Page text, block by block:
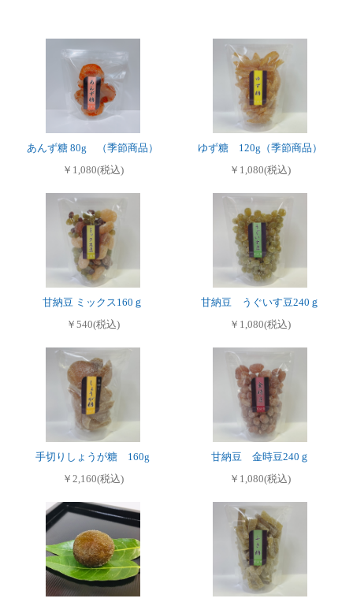
あんず糖 80g （季節商品）
￥1,080(税込)
ゆず糖 120g（季節商品）
￥1,080(税込)
甘納豆 ミックス160ｇ
￥540(税込)
甘納豆 うぐいす豆240ｇ
￥1,080(税込)
手切りしょうが糖 160g
￥2,160(税込)
甘納豆 金時豆240ｇ
￥1,080(税込)